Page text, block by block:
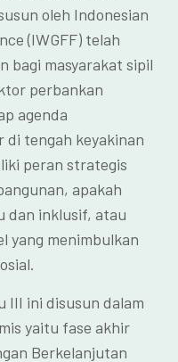
oleh Indonesian
(IWGFF) telah
bagi masyarakat sipil
perbankan
agenda
di tengah keyakinan
peran strategis
apakah
dan inklusif, atau
yang menimbulkan
III ini disusun dalam
yaitu fase akhir
Berkelanjutan